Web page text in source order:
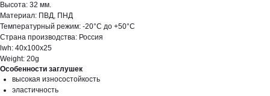
Высота: 32 мм.
Материал: ПВД, ПНД
Температурный режим: -20°С до +50°С
Страна производства: Россия
lwh: 40x100x25
Weight: 20g
Особенности заглушек
высокая износостойкость
эластичность